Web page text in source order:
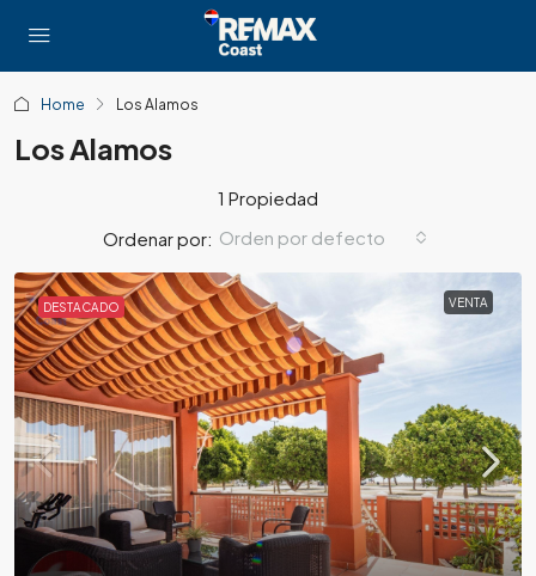
Home Los Alamos
Los Alamos
1 Propiedad
Ordenar por: Orden por defecto
DESTACADO VENTA